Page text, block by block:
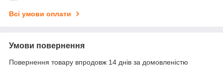
Всі умови оплати
Умови повернення
Повернення товару впродовж 14 днів за домовленістю